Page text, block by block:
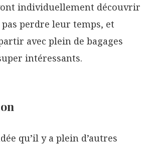
individuellement découvrir
perdre leur temps, et
avec plein de bagages
intéressants.
qu’il y a plein d’autres